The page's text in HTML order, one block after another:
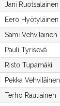
Jani Ruotsalainen
Eero Hyötyläinen
Sami Vehviläinen
Pauli Tyrisevä
Risto Tupamäki
Pekka Vehviläinen
Terho Rautiainen